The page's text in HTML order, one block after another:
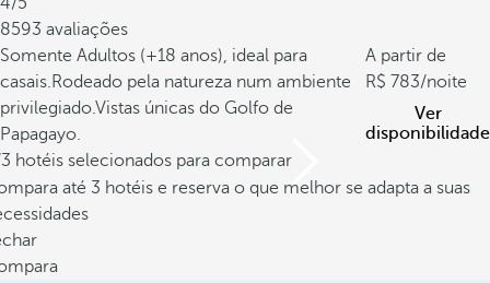
8593 avaliações
Somente Adultos (+18 anos), ideal para
casais.Rodeado pela natureza num ambiente
privilegiado.Vistas únicas do Golfo de
Papagayo.
A partir de
783/noite
Ver
disponibilidade
hotéis selecionados para comparar
até 3 hotéis e reserva o que melhor se adapta a suas